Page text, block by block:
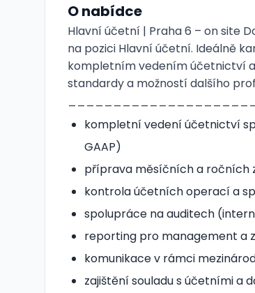
O nabídce
Hlavní účetní | Praha 6 – on site
na pozici Hlavní účetní. Ideálně
kompletním vedením účetnictví
standardy a možností dalšího
kompletní vedení účetnictví
GAAP)
příprava měsíčních a ročních
kontrola účetních operací a
spolupráce na auditech
reporting pro management a
komunikace v rámci
zajištění souladu s účetními a